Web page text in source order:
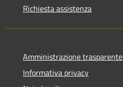
Richiesta assistenza
Amministrazione trasparente
Informativa privacy